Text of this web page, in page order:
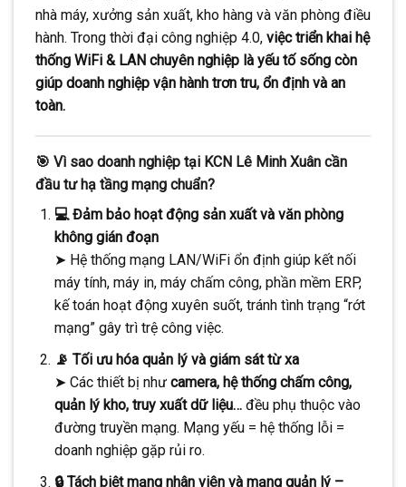
nhà máy, xưởng sản xuất, kho hàng và văn phòng điều
hành. Trong thời đại công nghiệp 4.0, việc triển khai hệ
thống WiFi & LAN chuyên nghiệp là yếu tố sống còn
giúp doanh nghiệp vận hành trơn tru, ổn định và an
toàn.
🎯 Vì sao doanh nghiệp tại KCN Lê Minh Xuân cần
đầu tư hạ tầng mạng chuẩn?
💻 Đảm bảo hoạt động sản xuất và văn phòng
không gián đoạn
➤ Hệ thống mạng LAN/WiFi ổn định giúp kết nối
máy tính, máy in, máy chấm công, phần mềm ERP,
kế toán hoạt động xuyên suốt, tránh tình trạng “rớt
mạng” gây trì trệ công việc.
📡 Tối ưu hóa quản lý và giám sát từ xa
➤ Các thiết bị như camera, hệ thống chấm công,
quản lý kho, truy xuất dữ liệu…đều phụ thuộc vào
đường truyền mạng. Mạng yếu = hệ thống lỗi =
doanh nghiệp gặp rủi ro.
🔒 Tách biệt mạng nhân viên và mạng quản lý –